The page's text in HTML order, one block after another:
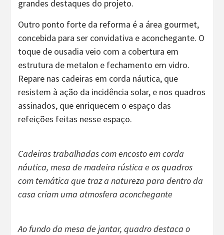
grandes destaques do projeto.
Outro ponto forte da reforma é a área gourmet,
concebida para ser convidativa e aconchegante. O
toque de ousadia veio com a cobertura em
estrutura de metalon e fechamento em vidro.
Repare nas cadeiras em corda náutica, que
resistem à ação da incidência solar, e nos quadros
assinados, que enriquecem o espaço das
refeições feitas nesse espaço.
Cadeiras trabalhadas com encosto em corda
náutica, mesa de madeira rústica e os quadros
com temática que traz a natureza para dentro da
casa criam uma atmosfera aconchegante
Ao fundo da mesa de jantar, quadro destaca o